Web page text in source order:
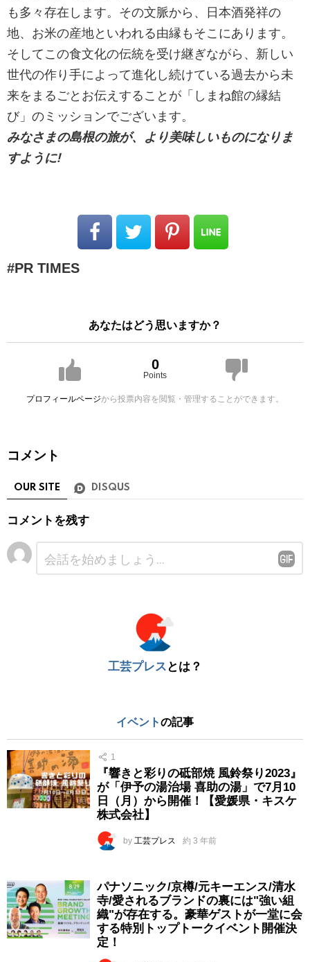
も多々存在します。その文脈から、日本酒発祥の
地、お米の産地といわれる由縁もそこにあります。
そしてこの食文化の伝統を受け継ぎながら、新しい
世代の作り手によって進化し続けている過去から未
来をまるごとお伝えすることが「しまね館の縁結
び」のミッションでございます。
みなさまの島根の旅が、より美味しいものになりま
すように!
PR TIMES
あなたはどう思いますか？
0
Points
プロフィールページから投票内容を閲覧・管理することができます。
コメント
OUR SITE DISQUS
コメントを残す
工芸プレス とは？
イベントの記事
1
『響きと彩りの砥部焼 風鈴祭り2023』
が「伊予の湯治場 喜助の湯」で7月10
日（月）から開催！【愛媛県・キスケ
株式会社】
by 工芸プレス 約 3 年前
パナソニック/京樽/元キーエンス/清水
寺/愛されるブランドの裏には"強い組
織"が存在する。豪華ゲストが一堂に会
する特別トップトークイベント開催決
定！